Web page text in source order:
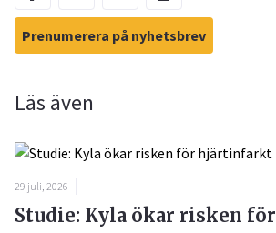
Prenumerera på nyhetsbrev
Läs även
29 juli, 2026
Studie: Kyla ökar risken för